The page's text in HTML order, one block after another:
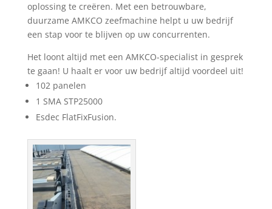
oplossing te creëren. Met een betrouwbare,
duurzame AMKCO zeefmachine helpt u uw bedrijf
een stap voor te blijven op uw concurrenten.
Het loont altijd met een AMKCO-specialist in gesprek
te gaan! U haalt er voor uw bedrijf altijd voordeel uit!
102 panelen
1 SMA STP25000
Esdec FlatFixFusion.